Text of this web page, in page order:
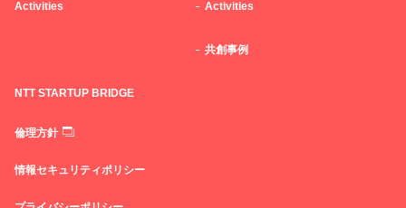
Activities Activities
共創事例
NTT STARTUP BRIDGE
倫理方針
情報セキュリティポリシー